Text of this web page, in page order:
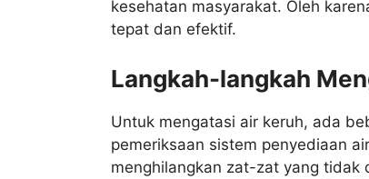
kesehatan masyarakat. Oleh
tepat dan efektif.
Langkah-langkah
Untuk mengatasi air keruh, ada
pemeriksaan sistem penyediaan
menghilangkan zat-zat yang tidak